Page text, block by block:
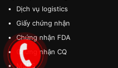
Dịch vụ logistics
Giấy chứng nhận
Chứng nhận FDA
Chứng nhận CQ
MSDS